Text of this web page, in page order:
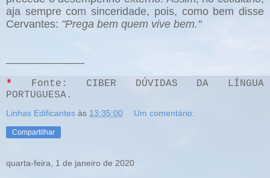
aja sempre com sinceridade, pois, como bem disse
Cervantes: "Prega bem quem vive bem."
*
Fonte: CIBER DÚVIDAS DA LÍNGUA
PORTUGUESA.
Linhas Edificantes às 13:35:00 Um comentário:
Compartilhar
quarta-feira, 1 de janeiro de 2020